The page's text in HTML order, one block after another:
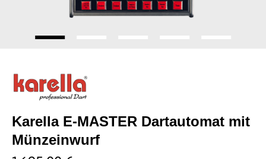
Karella E-MASTER Dartautomat mit
Münzeinwurf